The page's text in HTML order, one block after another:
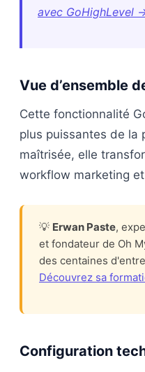
avec GoHighLevel
Vue d’ensemble
Cette fonctionnalité
plus puissantes de la
maîtrisée, elle
workflow marketing
💡 Erwan Paste,
et fondateur de Oh
des centaines
Découvrez sa
Configuration